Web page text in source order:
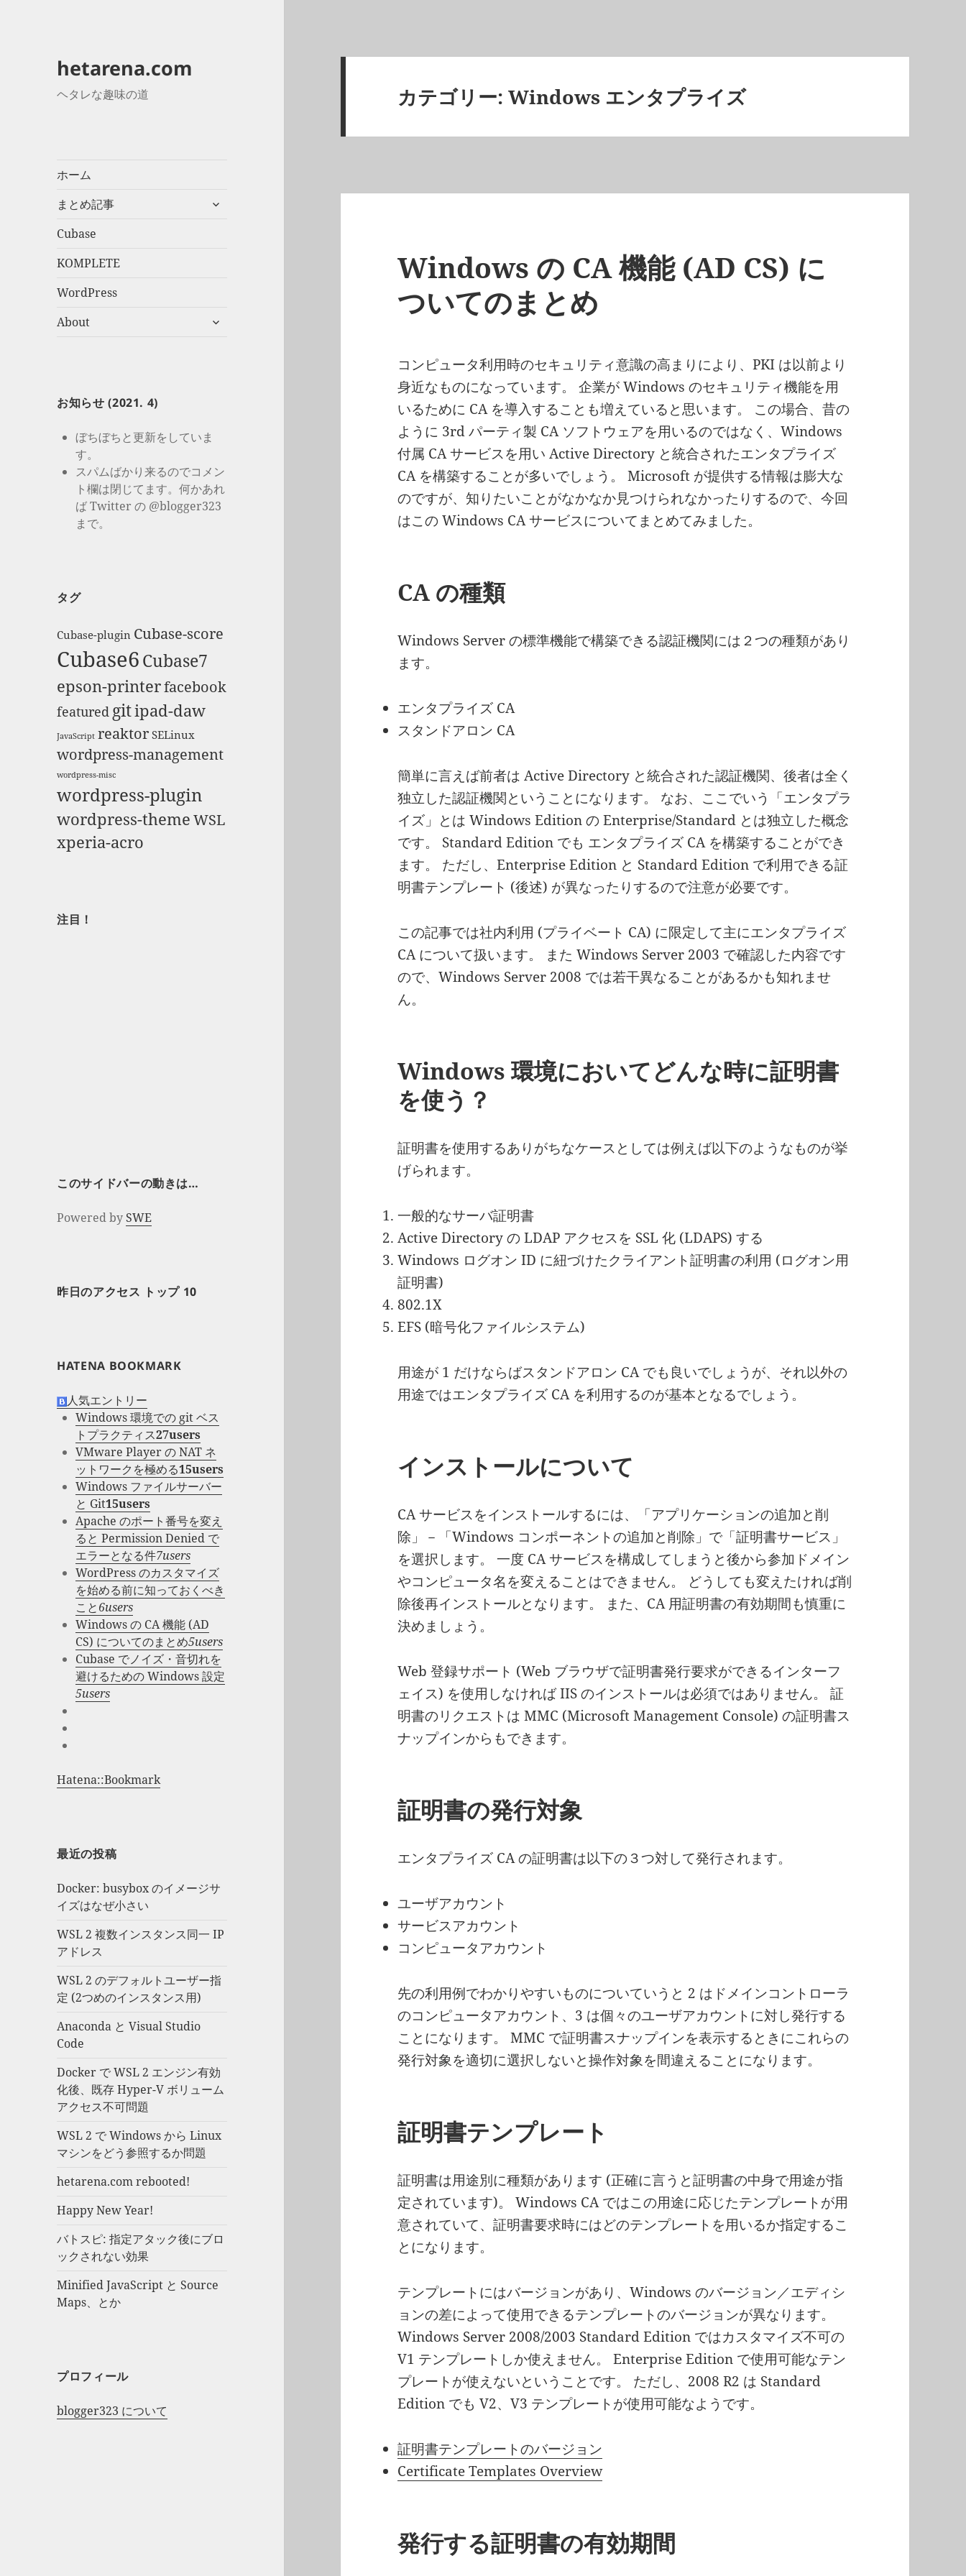
hetarena.com
ヘタレな趣味の道
ホーム
まとめ記事
サ
Cubase
KOMPLETE
WordPress
About
サ
展
お知らせ (2021. 4)
ぼちぼちと更新をしていま
す。
スパムばかり来るのでコメン
ト欄は閉じてます。何かあれ
ば Twitter の @blogger323
まで。
タグ
Cubase-plugin Cubase-score
Cubase6Cubase7
epson-printerfacebook
featured gitipad-daw
JavaScript reaktor SELinux
wordpress-management
wordpress-misc
wordpress-plugin
wordpress-themeWSL
xperia-acro
注目！
このサイドバーの動きは…
Powered by SWE
昨日のアクセス トップ 10
HATENA BOOKMARK
人気エントリー
Windows 環境での git ベス
トプラクティス27users
VMware Player の NAT ネ
ットワークを極める15users
Windows ファイルサーバー
と Git15users
Apache のポート番号を変え
ると Permission Denied で
エラーとなる件7users
WordPress のカスタマイズ
を始める前に知っておくべき
こと6users
Windows の CA 機能 (AD
CS) についてのまとめ5users
Cubase でノイズ・音切れを
避けるための Windows 設定
5users
Hatena::Bookmark
最近の投稿
Docker: busybox のイメージサ
イズはなぜ小さい
WSL 2 複数インスタンス同一 IP
アドレス
WSL 2 のデフォルトユーザー指
定 (2つめのインスタンス用)
Anaconda と Visual Studio
Code
Docker で WSL 2 エンジン有効
化後、既存 Hyper-V ボリューム
アクセス不可問題
WSL 2 で Windows から Linux
マシンをどう参照するか問題
hetarena.com rebooted!
Happy New Year!
バトスピ: 指定アタック後にブロ
ックされない効果
Minified JavaScript と Source
Maps、とか
プロフィール
blogger323 について
カテゴリー:Windows エンタプライズ
Windows の CA 機能 (AD CS) に
ついてのまとめ
コンピュータ利用時のセキュリティ意識の高まりにより、PKI は以前より
身近なものになっています。 企業が Windows のセキュリティ機能を用
いるために CA を導入することも増えていると思います。 この場合、昔の
ように 3rd パーティ製 CA ソフトウェアを用いるのではなく、Windows
付属 CA サービスを用い Active Directory と統合されたエンタプライズ
CA を構築することが多いでしょう。 Microsoft が提供する情報は膨大な
のですが、知りたいことがなかなか見つけられなかったりするので、今回
はこの Windows CA サービスについてまとめてみました。
CA の種類
Windows Server の標準機能で構築できる認証機関には２つの種類があり
ます。
エンタプライズ CA
スタンドアロン CA
簡単に言えば前者は Active Directory と統合された認証機関、後者は全く
独立した認証機関ということになります。 なお、ここでいう「エンタプラ
イズ」とは Windows Edition の Enterprise/Standard とは独立した概念
です。 Standard Edition でも エンタプライズ CA を構築することができ
ます。 ただし、Enterprise Edition と Standard Edition で利用できる証
明書テンプレート (後述) が異なったりするので注意が必要です。
この記事では社内利用 (プライベート CA) に限定して主にエンタプライズ
CA について扱います。 また Windows Server 2003 で確認した内容です
ので、Windows Server 2008 では若干異なることがあるかも知れませ
ん。
Windows 環境においてどんな時に証明書
を使う？
証明書を使用するありがちなケースとしては例えば以下のようなものが挙
げられます。
一般的なサーバ証明書
Active Directory の LDAP アクセスを SSL 化 (LDAPS) する
Windows ログオン ID に紐づけたクライアント証明書の利用 (ログオン用
証明書)
802.1X
EFS (暗号化ファイルシステム)
用途が 1 だけならばスタンドアロン CA でも良いでしょうが、それ以外の
用途ではエンタプライズ CA を利用するのが基本となるでしょう。
インストールについて
CA サービスをインストールするには、「アプリケーションの追加と削
除」－「Windows コンポーネントの追加と削除」で「証明書サービス」
を選択します。 一度 CA サービスを構成してしまうと後から参加ドメイン
やコンピュータ名を変えることはできません。 どうしても変えたければ削
除後再インストールとなります。 また、CA 用証明書の有効期間も慎重に
決めましょう。
Web 登録サポート (Web ブラウザで証明書発行要求ができるインターフ
ェイス) を使用しなければ IIS のインストールは必須ではありません。 証
明書のリクエストは MMC (Microsoft Management Console) の証明書ス
ナップインからもできます。
証明書の発行対象
エンタプライズ CA の証明書は以下の３つ対して発行されます。
ユーザアカウント
サービスアカウント
コンピュータアカウント
先の利用例でわかりやすいものについていうと 2 はドメインコントローラ
のコンピュータアカウント、3 は個々のユーザアカウントに対し発行する
ことになります。 MMC で証明書スナップインを表示するときにこれらの
発行対象を適切に選択しないと操作対象を間違えることになります。
証明書テンプレート
証明書は用途別に種類があります (正確に言うと証明書の中身で用途が指
定されています)。 Windows CA ではこの用途に応じたテンプレートが用
意されていて、証明書要求時にはどのテンプレートを用いるか指定するこ
とになります。
テンプレートにはバージョンがあり、Windows のバージョン／エディシ
ョンの差によって使用できるテンプレートのバージョンが異なります。
Windows Server 2008/2003 Standard Edition ではカスタマイズ不可の
V1 テンプレートしか使えません。 Enterprise Edition で使用可能なテン
プレートが使えないということです。 ただし、2008 R2 は Standard
Edition でも V2、V3 テンプレートが使用可能なようです。
証明書テンプレートのバージョン
Certificate Templates Overview
発行する証明書の有効期間